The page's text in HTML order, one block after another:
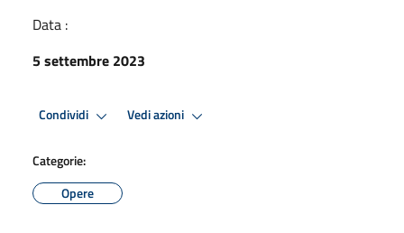
Data :
5 settembre 2023
Condividi Vedi azioni
Categorie:
Opere